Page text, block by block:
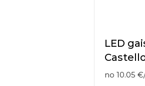
LED
no 10.05 €/